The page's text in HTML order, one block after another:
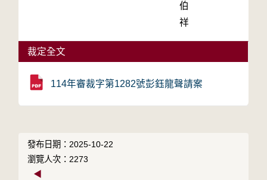
伯
祥
裁定全文
114年審裁字第1282號彭鈺龍聲請案
發布日期：2025-10-22
瀏覽人次：2273
◀